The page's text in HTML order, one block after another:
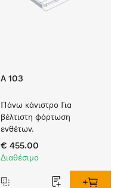
A 103
Πάνω κάνιστρο Για
βέλτιστη φόρτωση
ενθέτων.
€ 455.00
Διαθέσιμο